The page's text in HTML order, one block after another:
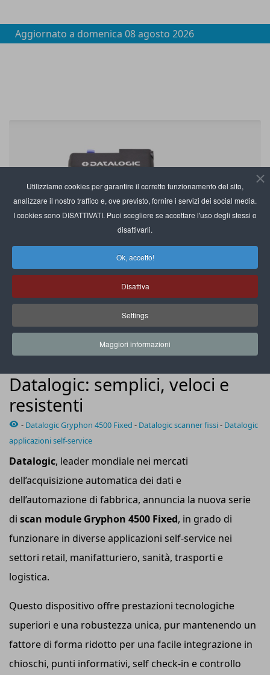
Utilizziamo cookies per garantire il corretto funzionamento del sito,
analizzare il nostro traffico e, ove previsto, fornire i servizi dei social media.
I cookies sono DISATTIVATI. Puoi scegliere se accettare l'uso degli stessi o
disattivarli.
Ok, accetto!
Disattiva
Settings
Maggiori informazioni
Aggiornato a domenica 08 agosto 2026
La nuova serie di scan module Gryphon 4500 Fixed
Nuovi scanner fissi di
Datalogic: semplici, veloci e
resistenti
- Datalogic Gryphon 4500 Fixed - Datalogic scanner fissi- Datalogic
applicazioni self-service
Datalogic, leader mondiale nei mercati
dell’acquisizione automatica dei dati e
dell’automazione di fabbrica, annuncia la nuova serie
di scan module Gryphon 4500 Fixed, in grado di
funzionare in diverse applicazioni self-service nei
settori retail, manifatturiero, sanità, trasporti e
logistica.
Questo dispositivo offre prestazioni tecnologiche
superiori e una robustezza unica, pur mantenendo un
fattore di forma ridotto per una facile integrazione in
chioschi, punti informativi, self check-in e controllo